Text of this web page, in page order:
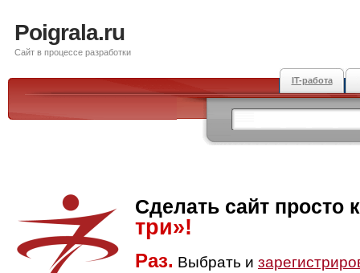
Poigrala.ru
Сайт в процессе разработки
IT-работа
Сделать сайт просто
три»!
Раз. Выбрать и